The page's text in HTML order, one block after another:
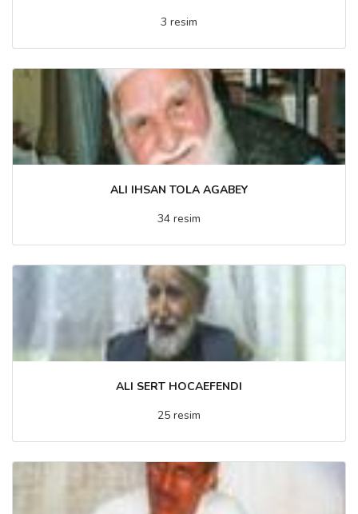
3 resim
ALI IHSAN TOLA AGABEY
34 resim
ALI SERT HOCAEFENDI
25 resim